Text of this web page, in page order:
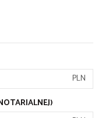
PLN